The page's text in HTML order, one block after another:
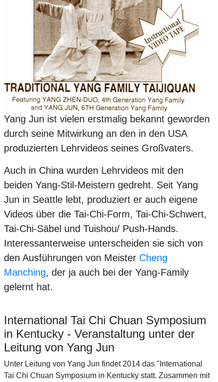
Yang Jun ist vielen erstmalig bekannt geworden
durch seine Mitwirkung an den in den USA
produzierten Lehrvideos seines Großvaters.
Auch in China wurden Lehrvideos mit den
beiden Yang-Stil-Meistern gedreht. Seit Yang
Jun in Seattle lebt, produziert er auch eigene
Videos über die Tai-Chi-Form, Tai-Chi-Schwert,
Tai-Chi-Säbel und Tuishou/ Push-Hands.
Interessanterweise unterscheiden sie sich von
den Ausführungen von Meister Cheng
Manching, der ja auch bei der Yang-Family
gelernt hat.
International Tai Chi Chuan Symposium
in Kentucky - Veranstaltung unter der
Leitung von Yang Jun
Unter Leitung von Yang Jun findet 2014 das "International
Tai Chi Chuan Symposium in Kentucky statt. Zusammen mit